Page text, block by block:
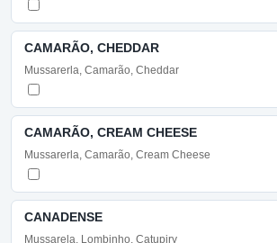
CAMARÃO, CHEDDAR
Mussarerla, Camarão, Cheddar
CAMARÃO, CREAM CHEESE
Mussarerla, Camarão, Cream Cheese
CANADENSE
Mussarela, Lombinho, Catupiry